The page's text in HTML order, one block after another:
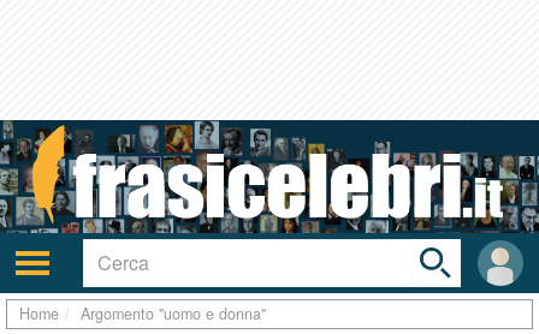
Attiva/disattiva
navigazione
User
area
Toggle
search
bar
Home Argomento "uomo e donna"